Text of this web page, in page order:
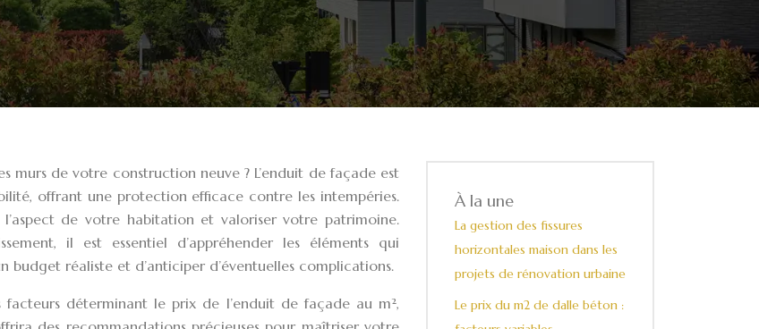
de votre construction neuve ? L’enduit de façade est
offrant une protection efficace contre les intempéries.
de votre habitation et valoriser votre patrimoine.
il est essentiel d’appréhender les éléments qui
réaliste et d’anticiper d’éventuelles complications.
déterminant le prix de l’enduit de façade au m²,
À la une
La gestion des fissures
horizontales maison dans les
projets de rénovation urbaine
Le prix du m2 de dalle béton :